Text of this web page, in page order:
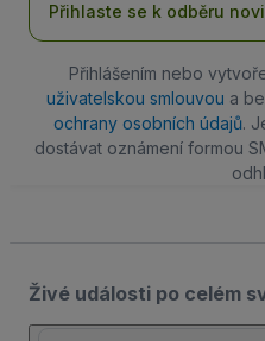
Přihlaste se k odběru
Přihlášením nebo
uživatelskou smlouvou a
ochrany osobních údajů.
dostávat oznámení formou
Živé události po celém